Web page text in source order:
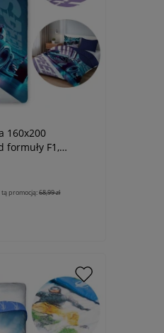
160x200
formuły F1,
tą promocją:68,99 zł